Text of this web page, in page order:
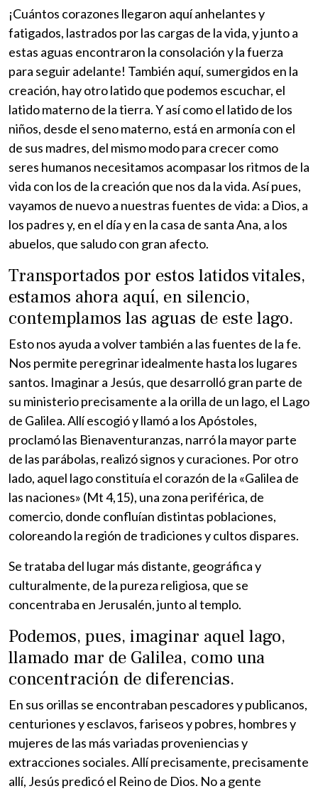
¡Cuántos corazones llegaron aquí anhelantes y
fatigados, lastrados por las cargas de la vida, y junto a
estas aguas encontraron la consolación y la fuerza
para seguir adelante! También aquí, sumergidos en la
creación, hay otro latido que podemos escuchar, el
latido materno de la tierra. Y así como el latido de los
niños, desde el seno materno, está en armonía con el
de sus madres, del mismo modo para crecer como
seres humanos necesitamos acompasar los ritmos de la
vida con los de la creación que nos da la vida. Así pues,
vayamos de nuevo a nuestras fuentes de vida: a Dios, a
los padres y, en el día y en la casa de santa Ana, a los
abuelos, que saludo con gran afecto.
Transportados por estos latidos vitales,
estamos ahora aquí, en silencio,
contemplamos las aguas de este lago.
Esto nos ayuda a volver también a las fuentes de la fe.
Nos permite peregrinar idealmente hasta los lugares
santos. Imaginar a Jesús, que desarrolló gran parte de
su ministerio precisamente a la orilla de un lago, el Lago
de Galilea. Allí escogió y llamó a los Apóstoles,
proclamó las Bienaventuranzas, narró la mayor parte
de las parábolas, realizó signos y curaciones. Por otro
lado, aquel lago constituía el corazón de la «Galilea de
las naciones» (Mt 4,15), una zona periférica, de
comercio, donde confluían distintas poblaciones,
coloreando la región de tradiciones y cultos dispares.
Se trataba del lugar más distante, geográfica y
culturalmente, de la pureza religiosa, que se
concentraba en Jerusalén, junto al templo.
Podemos, pues, imaginar aquel lago,
llamado mar de Galilea, como una
concentración de diferencias.
En sus orillas se encontraban pescadores y publicanos,
centuriones y esclavos, fariseos y pobres, hombres y
mujeres de las más variadas proveniencias y
extracciones sociales. Allí precisamente, precisamente
allí, Jesús predicó el Reino de Dios. No a gente